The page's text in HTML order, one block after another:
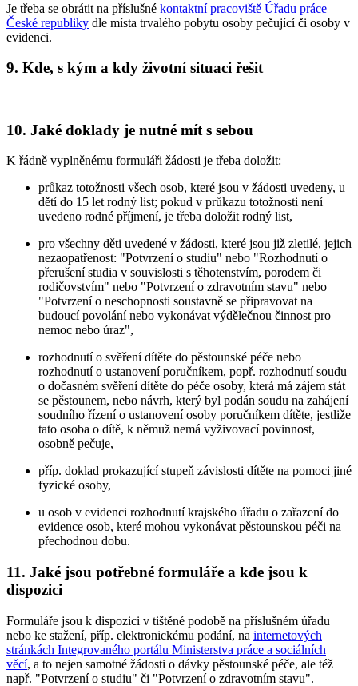
Je třeba se obrátit na příslušné kontaktní pracoviště Úřadu práce
České republiky dle místa trvalého pobytu osoby pečující či osoby v
evidenci.
9. Kde, s kým a kdy životní situaci řešit
10. Jaké doklady je nutné mít s sebou
K řádně vyplněnému formuláři žádosti je třeba doložit:
průkaz totožnosti všech osob, které jsou v žádosti uvedeny, u
dětí do 15 let rodný list; pokud v průkazu totožnosti není
uvedeno rodné příjmení, je třeba doložit rodný list,
pro všechny děti uvedené v žádosti, které jsou již zletilé, jejich
nezaopatřenost: "Potvrzení o studiu" nebo "Rozhodnutí o
přerušení studia v souvislosti s těhotenstvím, porodem či
rodičovstvím" nebo "Potvrzení o zdravotním stavu" nebo
"Potvrzení o neschopnosti soustavně se připravovat na
budoucí povolání nebo vykonávat výdělečnou činnost pro
nemoc nebo úraz",
rozhodnutí o svěření dítěte do pěstounské péče nebo
rozhodnutí o ustanovení poručníkem, popř. rozhodnutí soudu
o dočasném svěření dítěte do péče osoby, která má zájem stát
se pěstounem, nebo návrh, který byl podán soudu na zahájení
soudního řízení o ustanovení osoby poručníkem dítěte, jestliže
tato osoba o dítě, k němuž nemá vyživovací povinnost,
osobně pečuje,
příp. doklad prokazující stupeň závislosti dítěte na pomoci jiné
fyzické osoby,
u osob v evidenci rozhodnutí krajského úřadu o zařazení do
evidence osob, které mohou vykonávat pěstounskou péči na
přechodnou dobu.
11. Jaké jsou potřebné formuláře a kde jsou k
dispozici
Formuláře jsou k dispozici v tištěné podobě na příslušném úřadu
nebo ke stažení, příp. elektronickému podání, na internetových
stránkách Integrovaného portálu Ministerstva práce a sociálních
věcí, a to nejen samotné žádosti o dávky pěstounské péče, ale též
např. "Potvrzení o studiu" či "Potvrzení o zdravotním stavu".